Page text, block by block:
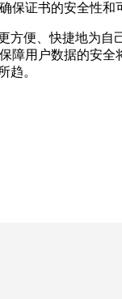
保证书的安全性和
方便、快捷地为自
障用户数据的安全
趋。